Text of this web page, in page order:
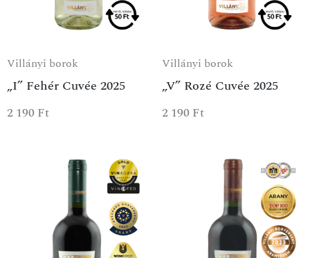
Villányi borok
„I” Fehér Cuvée 2025
2 190 Ft
Villányi borok
„V” Rozé Cuvée 2025
2 190 Ft